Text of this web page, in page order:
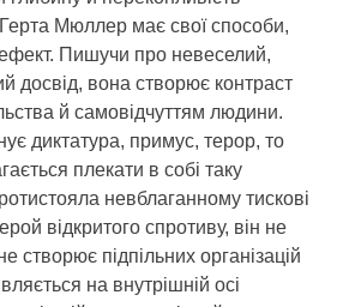
Мюллер має свої способи,
Пишучи про невеселий,
досвід, вона створює контраст
й самовідчуттям людини.
диктатура, примус, терор, то
плекати в собі таку
невблаганному тискові
відкритого спротиву, він не
створює підпільних організацій
на внутрішній осі